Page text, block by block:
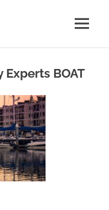
GCLExperts
MENÚ
BOAT